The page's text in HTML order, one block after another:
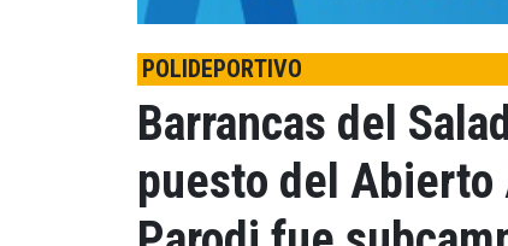
POLIDEPORTIVO
Barrancas del
puesto del